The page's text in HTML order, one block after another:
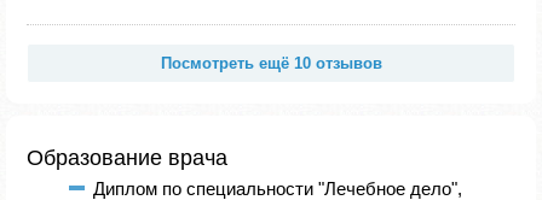
Посмотреть ещё 10 отзывов
Образование врача
Диплом по специальности "Лечебное дело",